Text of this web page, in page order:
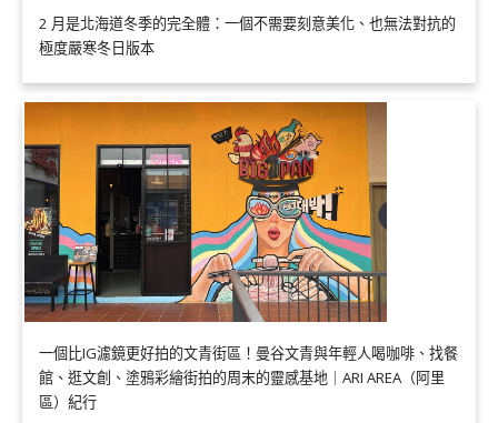
2 月是北海道冬季的完全體：一個不需要刻意美化、也無法對抗的
極度嚴寒冬日版本
一個比IG濾鏡更好拍的文青街區！曼谷文青與年輕人喝咖啡、找餐
館、逛文創、塗鴉彩繪街拍的周末的靈感基地｜ARI AREA（阿里
區）紀行